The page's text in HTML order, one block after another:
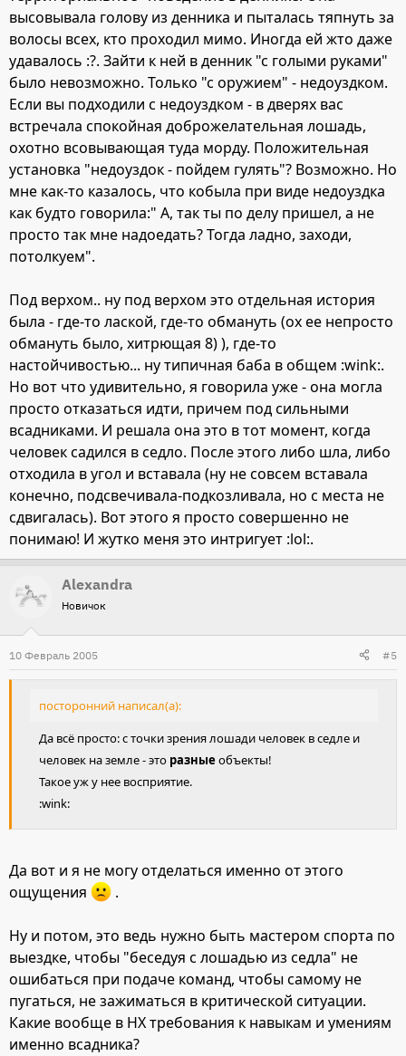
высовывала голову из денника и пыталась тяпнуть за
волосы всех, кто проходил мимо. Иногда ей жто даже
удавалось :?. Зайти к ней в денник "с голыми руками"
было невозможно. Только "с оружием" - недоуздком.
Если вы подходили с недоуздком - в дверях вас
встречала спокойная доброжелательная лошадь,
охотно всовывающая туда морду. Положительная
установка "недоуздок - пойдем гулять"? Возможно. Но
мне как-то казалось, что кобыла при виде недоуздка
как будто говорила:" А, так ты по делу пришел, а не
просто так мне надоедать? Тогда ладно, заходи,
потолкуем".
Под верхом.. ну под верхом это отдельная история
была - где-то лаской, где-то обмануть (ох ее непросто
обмануть было, хитрющая 8) ), где-то
настойчивостью... ну типичная баба в общем :wink:.
Но вот что удивительно, я говорила уже - она могла
просто отказаться идти, причем под сильными
всадниками. И решала она это в тот момент, когда
человек садился в седло. После этого либо шла, либо
отходила в угол и вставала (ну не совсем вставала
конечно, подсвечивала-подкозливала, но с места не
сдвигалась). Вот этого я просто совершенно не
понимаю! И жутко меня это интригует :lol:.
Alexandra
Новичок
10 Февраль 2005 #5
посторонний написал(а):
Да всё просто: с точки зрения лошади человек в седле и
человек на земле - это разные объекты!
Такое уж у нее восприятие.
:wink:
Да вот и я не могу отделаться именно от этого
ощущения
.
Ну и потом, это ведь нужно быть мастером спорта по
выездке, чтобы "беседуя с лошадью из седла" не
ошибаться при подаче команд, чтобы самому не
пугаться, не зажиматься в критической ситуации.
Какие вообще в НХ требования к навыкам и умениям
именно всадника?